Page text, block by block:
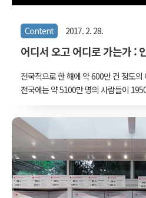
Content 2017. 2. 28.
어디서 오고 어디로 가는가 :
전국적으로 한 해에 약 600만 건 정도
전국에는 약 5100만 명의 사람들이
체가 한 번에 이사를 가기도 하고, 가구
하는데, 통상적으로 우리가 '이사'라고
안 약 600만 건이 된다. (각자 다른 곳에
한 지붕 한 가족을 이루게 될 경우는 두
우리는 주민 센터에 가서 전입신고를
되어 보관되며, 통계청에서는 1년에 한